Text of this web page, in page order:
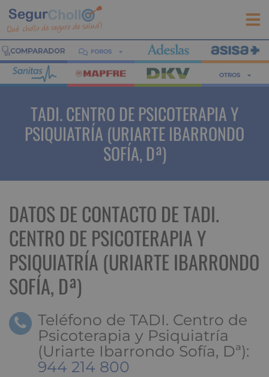
FOROS
OTROS
TADI. CENTRO DE PSICOTERAPIA Y
PSIQUIATRÍA (URIARTE IBARRONDO
SOFÍA, Dª)
DATOS DE CONTACTO DE TADI.
CENTRO DE PSICOTERAPIA Y
PSIQUIATRÍA (URIARTE IBARRONDO
SOFÍA, Dª)
Teléfono de TADI. Centro de
Psicoterapia y Psiquiatría
(Uriarte Ibarrondo Sofía, Dª):
944 214 800